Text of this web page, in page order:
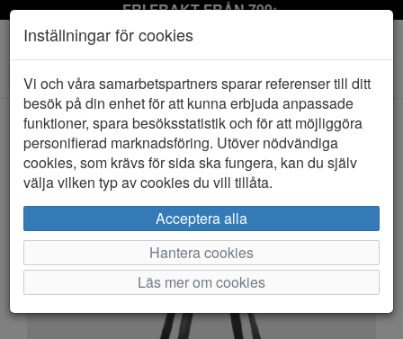
FRI FRAKT FRÅN 799:-
Toggle
navigation
HEM PUCCINI
Inställningar för cookies
Vi och våra samarbetspartners sparar referenser till ditt
besök på din enhet för att kunna erbjuda anpassade
funktioner, spara besöksstatistik och för att möjliggöra
personifierad marknadsföring. Utöver nödvändiga
cookies, som krävs för sida ska fungera, kan du själv
välja vilken typ av cookies du vill tillåta.
Acceptera alla
Hantera cookies
Läs mer om cookies